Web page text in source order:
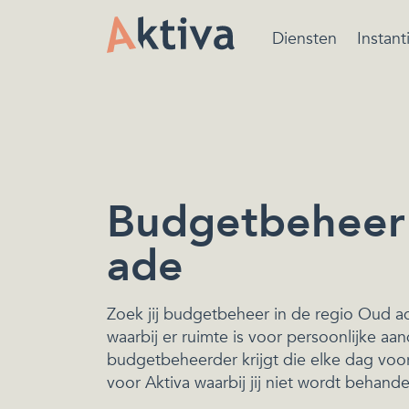
Diensten
ade
Zoek jij budgetbeheer in de regio Oud
waarbij er ruimte is voor persoonlijke
budgetbeheerder krijgt die elke dag
voor Aktiva waarbij jij niet wordt